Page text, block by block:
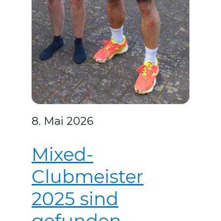
8. Mai 2026
Mixed-
Clubmeister
2025 sind